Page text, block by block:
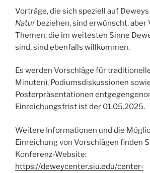
Vorträge, die sich speziell auf Deweys
Natur beziehen, sind erwünscht, aber
Themen, die im weitesten Sinne
sind, sind ebenfalls willkommen.
Es werden Vorschläge für
Minuten), Podiumsdiskussionen
Posterpräsentationen
Einreichungsfrist ist der 01.05.2025.
Weitere Informationen und die
Einreichung von Vorschlägen finden
Konferenz-Website:
https://deweycenter.siu.edu/center-